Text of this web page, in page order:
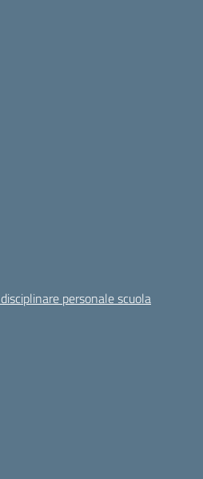
personale scuola